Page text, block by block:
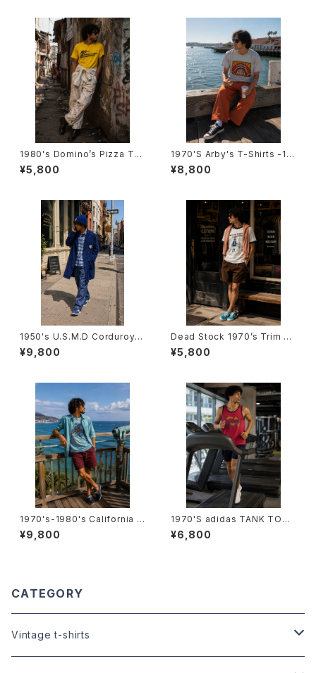
1980's Domino’s Pizza T-S
hirts -1980年代 ドミノ・ピザT
シャツ-
¥5,800
1970'S Arby's T-Shirts -19
70年代 アービーズTシャツ-
¥8,800
1950's U.S.M.D Corduroy B
athrobe -1950年代 U.S.M.D
コーデュロイ バスローブ-
¥9,800
Dead Stock 1970’s Trim T-
Shirts -デッドストック 1970年
代 リンガーTシャツ-
¥5,800
1970's-1980's California T
-Shirts -1970年代～1980年
代 カリフォルニアTシャツ-
¥9,800
1970'S adidas TANK TOP -
1970年代 アディダス タンクトッ
プ-
¥6,800
CATEGORY
Vintage t-shirts